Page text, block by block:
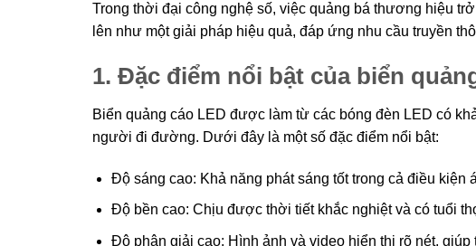
Trong thời đại công nghệ số, việc quảng bá thương hiệu
lên như một giải pháp hiệu quả, đáp ứng nhu cầu truyền
1. Đặc điểm nổi bật của biển
Biển quảng cáo LED được làm từ các bóng đèn LED có
người đi đường. Dưới đây là một số đặc điểm nổi bật:
Độ sáng cao: Khả năng phát sáng tốt trong cả điều kiện
Độ bền cao: Chịu được thời tiết khắc nghiệt và có tuổi
Độ phân giải cao: Hình ảnh và video hiển thị rõ nét,